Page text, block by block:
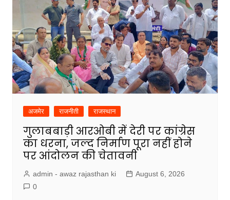
अजमेर राजनीती राजस्थान
गुलाबबाड़ी आरओबी में देरी पर कांग्रेस
का धरना, जल्द निर्माण पूरा नहीं होने
पर आंदोलन की चेतावनी
admin - awaz rajasthan ki
August 6, 2026
0